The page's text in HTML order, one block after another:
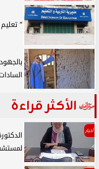
”
الأكثر قراءة
أخبار